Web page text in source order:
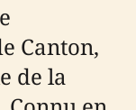
Canton,
de la